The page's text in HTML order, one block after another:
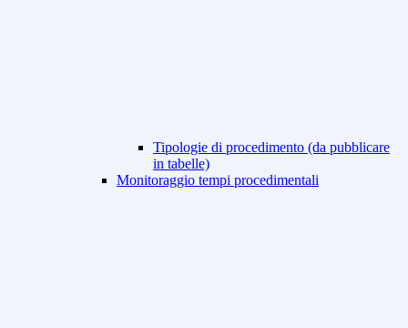
Tipologie di procedimento (da pubblicare
in tabelle)
Monitoraggio tempi procedimentali